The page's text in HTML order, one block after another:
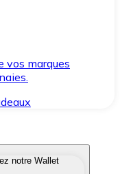
vos marques
notre Wallet